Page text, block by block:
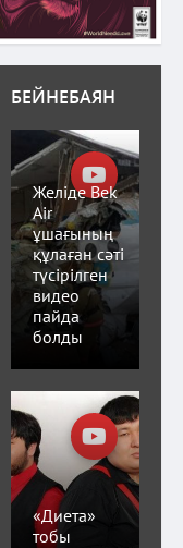
БЕЙНЕБАЯН
Желіде Bek
Air
ұшағының
құлаған сәті
түсірілген
видео
пайда
болды
«Диета»
тобы